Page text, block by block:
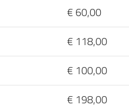
€ 60,00
€ 118,00
€ 100,00
€ 198,00